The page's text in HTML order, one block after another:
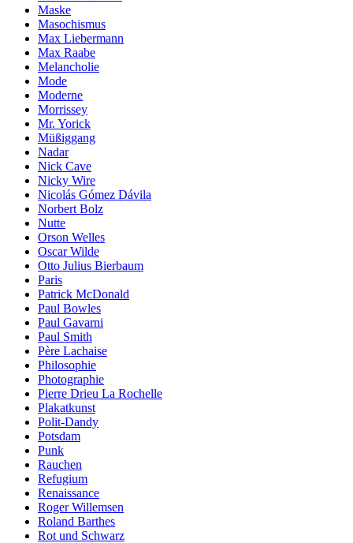
Maske
Masochismus
Max Liebermann
Max Raabe
Melancholie
Mode
Moderne
Morrissey
Mr. Yorick
Müßiggang
Nadar
Nick Cave
Nicky Wire
Nicolás Gómez Dávila
Norbert Bolz
Nutte
Orson Welles
Oscar Wilde
Otto Julius Bierbaum
Paris
Patrick McDonald
Paul Bowles
Paul Gavarni
Paul Smith
Père Lachaise
Philosophie
Photographie
Pierre Drieu La Rochelle
Plakatkunst
Polit-Dandy
Potsdam
Punk
Rauchen
Refugium
Renaissance
Roger Willemsen
Roland Barthes
Rot und Schwarz